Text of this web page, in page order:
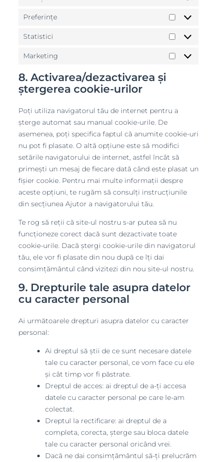
Preferințe
Preferințe
Statistici
Statistici
Marketing
Marketing
8. Activarea/dezactivarea și
ștergerea cookie-urilor
Poți utiliza navigatorul tău de internet pentru a
șterge automat sau manual cookie-urile. De
asemenea, poți specifica faptul că anumite cookie-uri
nu pot fi plasate. O altă opțiune este să modifici
setările navigatorului de internet, astfel încât să
primești un mesaj de fiecare dată când este plasat un
fișier cookie. Pentru mai multe informații despre
aceste opțiuni, te rugăm să consulți instrucțiunile
din secțiunea Ajutor a navigatorului tău.
Te rog să reții că site-ul nostru s-ar putea să nu
funcționeze corect dacă sunt dezactivate toate
cookie-urile. Dacă ștergi cookie-urile din navigatorul
tău, ele vor fi plasate din nou după ce îți dai
consimțământul când vizitezi din nou site-ul nostru.
9. Drepturile tale asupra datelor
cu caracter personal
Ai următoarele drepturi asupra datelor cu caracter
personal:
Ai dreptul să știi de ce sunt necesare datele
tale cu caracter personal, ce vom face cu ele
și cât timp vor fi păstrate.
Dreptul de acces: ai dreptul de a-ți accesa
datele cu caracter personal pe care le-am
colectat.
Dreptul la rectificare: ai dreptul de a
completa, corecta, șterge sau bloca datele
tale cu caracter personal oricând vrei.
Dacă ne dai consimțământul să-ți prelucrăm